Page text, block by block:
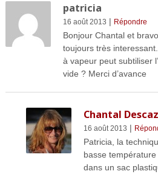
patricia
16 août 2013 | Répondre
Bonjour Chantal et
toujours très
à vapeur peut subtiliser
vide ? Merci d’avance
Chantal
16 août 2013 |
Patricia, la
basse
dans un sac